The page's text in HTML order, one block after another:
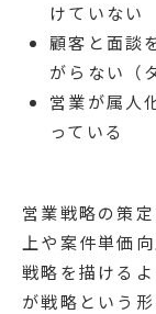
けていない
顧客と面談
がらない（
営業が属人
っている
営業戦略の策
上や案件単価
戦略を描ける
が戦略という